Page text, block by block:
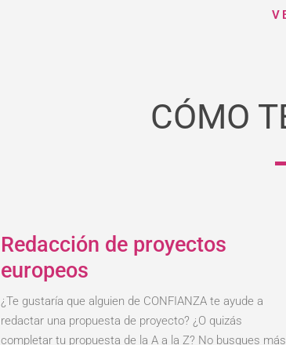
CÓMO
Redacción de proyectos
europeos
¿Te gustaría que alguien de CONFIANZA te ayude a
redactar una propuesta de proyecto? ¿O quizás
completar tu propuesta de la A a la Z? No busques